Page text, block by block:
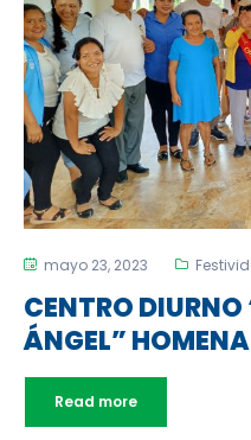
mayo 23, 2023
CENTRO DIURNO
ÁNGEL”
Read more